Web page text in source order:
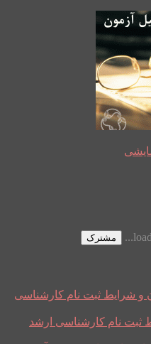
مشترک
و شرایط ثبت نام کارشناسی
ثبت نام کارشناسی ارشد